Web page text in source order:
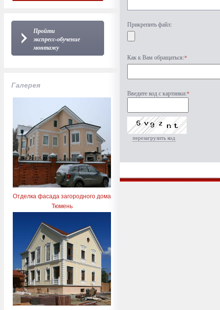
Пройти
экспресс-обучение
монтажу
Галерея
Отделка фасада загородного дома
Тюмень
Прикрепить файл:
Как к Вам обращаться:*
Введите код с картинки:*
перезагрузить код